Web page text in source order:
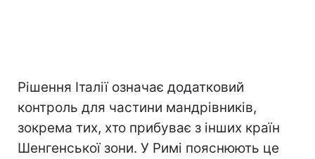
Рішення Італії означає додатковий
контроль для частини мандрівників,
зокрема тих, хто прибуває з інших країн
Шенгенської зони. У Римі пояснюють це